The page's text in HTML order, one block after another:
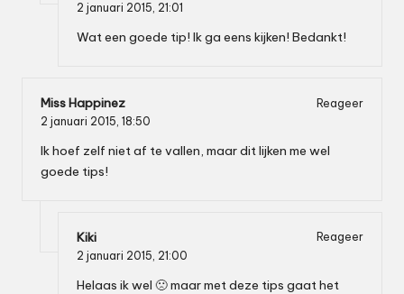
2 januari 2015, 21:01
Wat een goede tip! Ik ga eens kijken! Bedankt!
Miss Happinez
Reageer
2 januari 2015, 18:50
Ik hoef zelf niet af te vallen, maar dit lijken me wel
goede tips!
Kiki
Reageer
2 januari 2015, 21:00
Helaas ik wel 🙁 maar met deze tips gaat het